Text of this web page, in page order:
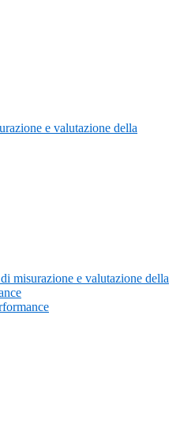
e valutazione della
misurazione e valutazione della